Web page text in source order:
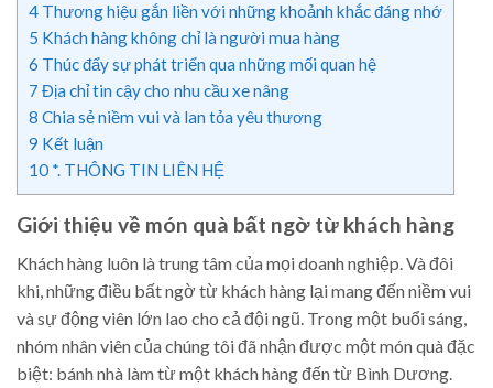
4 Thương hiệu gắn liền với những khoảnh khắc đáng nhớ
5 Khách hàng không chỉ là người mua hàng
6 Thúc đẩy sự phát triển qua những mối quan hệ
7 Địa chỉ tin cậy cho nhu cầu xe nâng
8 Chia sẻ niềm vui và lan tỏa yêu thương
9 Kết luận
10 *. THÔNG TIN LIÊN HỆ
Giới thiệu về món quà bất ngờ từ khách hàng
Khách hàng luôn là trung tâm của mọi doanh nghiệp. Và đôi
khi, những điều bất ngờ từ khách hàng lại mang đến niềm vui
và sự động viên lớn lao cho cả đội ngũ. Trong một buổi sáng,
nhóm nhân viên của chúng tôi đã nhận được một món quà đặc
biệt: bánh nhà làm từ một khách hàng đến từ Bình Dương.